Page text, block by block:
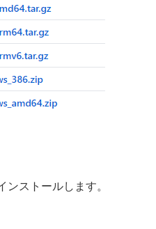
ストールします。